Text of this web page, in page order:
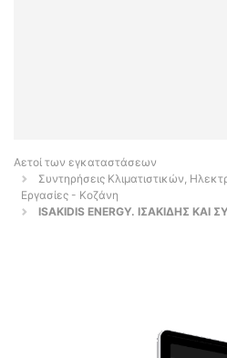
Αετοί των εγκαταστάσεων
Συντηρήσεις Κλιματιστικών,
Εργασίες - Κοζάνη
ISAKIDIS ENERGY. ΙΣΑΚΙΔΗΣ ΚΑΙ